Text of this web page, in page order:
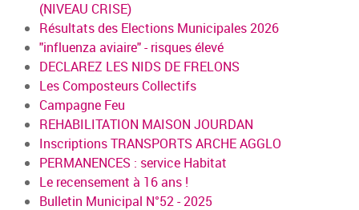
(NIVEAU CRISE)
Résultats des Elections Municipales 2026
"influenza aviaire" - risques élevé
DECLAREZ LES NIDS DE FRELONS
Les Composteurs Collectifs
Campagne Feu
REHABILITATION MAISON JOURDAN
Inscriptions TRANSPORTS ARCHE AGGLO
PERMANENCES : service Habitat
Le recensement à 16 ans !
Bulletin Municipal N°52 - 2025